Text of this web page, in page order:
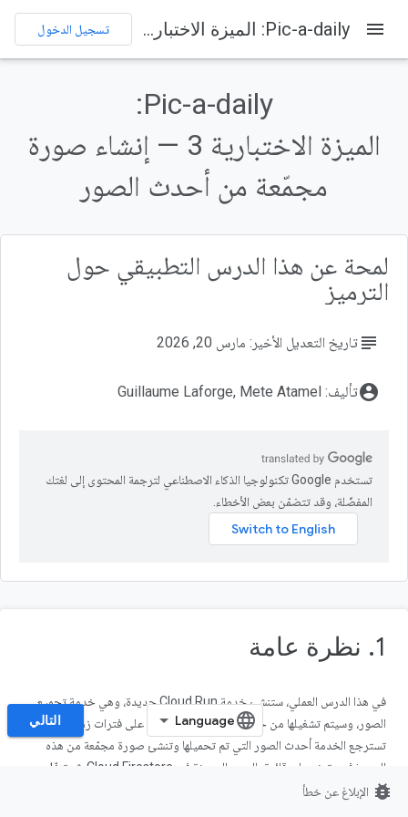
2. الإعداد والمتطلبات
إعداد البيئة بالسرعة التي تناسبك
menu ‫Pic-a-daily: الميزة الاختبارية 3 — إنشاء صورة مجمّعة من أحدث الصور تسجيل الدخول
‫Pic-a-daily:
الميزة الاختبارية 3 — إنشاء صورة
مجمّعة من أحدث الصور
لمحة عن هذا الدرس التطبيقي حول
الترميز
subject تاريخ التعديل الأخير: مارس 20, 2026
account_circleتأليف: Guillaume Laforge, Mete Atamel
تستخدم Google تكنولوجيا الذكاء الاصطناعي لترجمة المحتوى إلى لغتك
المفضّلة، وقد تتضمّن بعض الأخطاء.
1. نظرة عامة
في هذا الدرس العملي، ستنشئ خدمة Cloud Run جديدة، وهي خدمة تجميع
الصور، وسيتم تشغيلها من خلال Cloud Scheduler على فترات زمنية منتظمة.
تسترجع الخدمة أحدث الصور التي تم تحميلها وتنشئ صورة مجمّعة من هذه
الصور: فهي تعثر على قائمة بالصور الحديثة في Cloud Firestore، ثم تنزّل
ملفات الصور الفعلية من Cloud Storage.
التالي
bug_report الإبلاغ عن خطأ